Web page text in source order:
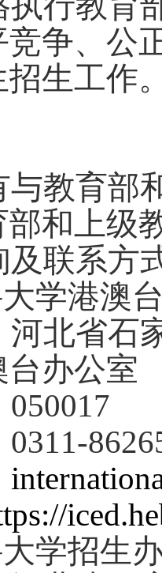
争、公
招生工作
与教育部
部和上级
及联系方
学港澳
河北省石
台办公室
学招生